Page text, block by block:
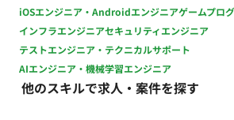
iOSエンジニア・Androidエンジニアゲームプロ
インフラエンジニアセキュリティエンジニア
テストエンジニア・テクニカルサポート
AIエンジニア・機械学習エンジニア
他のスキルで求人・案件を探す